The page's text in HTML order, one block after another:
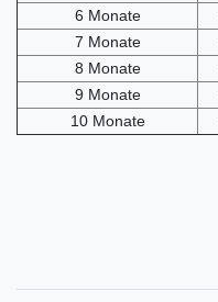
6 Monate
7 Monate
8 Monate
9 Monate
10 Monate